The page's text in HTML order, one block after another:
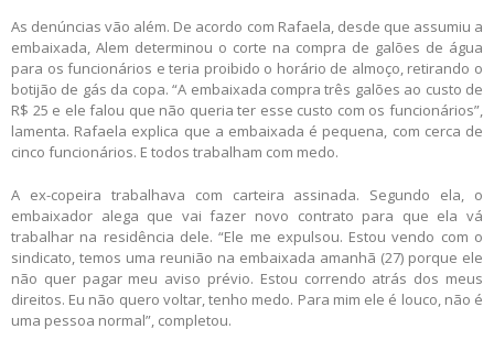
As denúncias vão além. De acordo com Rafaela, desde que assumiu a
embaixada, Alem determinou o corte na compra de galões de água
para os funcionários e teria proibido o horário de almoço, retirando o
botijão de gás da copa. “A embaixada compra três galões ao custo de
R$ 25 e ele falou que não queria ter esse custo com os funcionários”,
lamenta. Rafaela explica que a embaixada é pequena, com cerca de
cinco funcionários. E todos trabalham com medo.
A ex-copeira trabalhava com carteira assinada. Segundo ela, o
embaixador alega que vai fazer novo contrato para que ela vá
trabalhar na residência dele. “Ele me expulsou. Estou vendo com o
sindicato, temos uma reunião na embaixada amanhã (27) porque ele
não quer pagar meu aviso prévio. Estou correndo atrás dos meus
direitos. Eu não quero voltar, tenho medo. Para mim ele é louco, não é
uma pessoa normal”, completou.